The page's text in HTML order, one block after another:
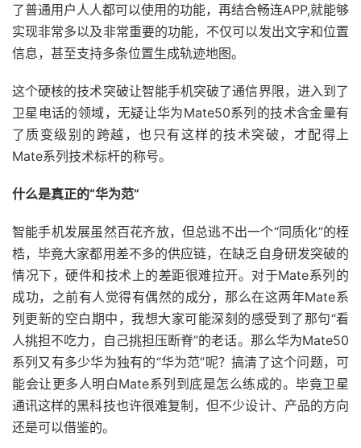
了普通用户人人都可以使用的功能，再结合畅连APP,就能够
实现非常多以及非常重要的功能，不仅可以发出文字和位置
信息，甚至支持多条位置生成轨迹地图。
这个硬核的技术突破让智能手机突破了通信界限，进入到了
卫星电话的领域，无疑让华为Mate50系列的技术含金量有
了质变级别的跨越，也只有这样的技术突破，才配得上
Mate系列技术标杆的称号。
什么是真正的“华为范”
智能手机发展虽然百花齐放，但总逃不出一个“同质化”的桎
梏，毕竟大家都用差不多的供应链，在缺乏自身研发突破的
情况下，硬件和技术上的差距很难拉开。对于Mate系列的
成功，之前有人觉得有偶然的成分，那么在这两年Mate系
列更新的空白期中，我想大家可能深刻的感受到了那句“看
人挑担不吃力，自己挑担压断脊”的老话。那么华为Mate50
系列又有多少华为独有的“华为范”呢？搞清了这个问题，可
能会让更多人明白Mate系列到底是怎么练成的。毕竟卫星
通讯这样的黑科技也许很难复制，但不少设计、产品的方向
还是可以借鉴的。